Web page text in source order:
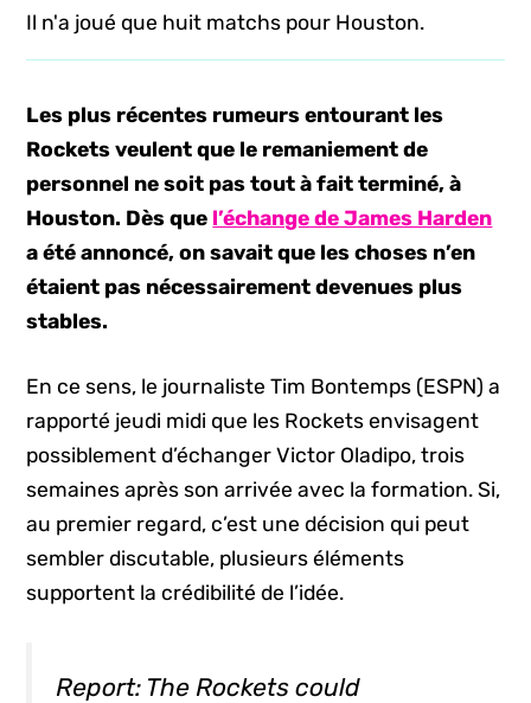
Il n'a joué que huit matchs pour Houston.
Les plus récentes rumeurs entourant les
Rockets veulent que le remaniement de
personnel ne soit pas tout à fait terminé, à
Houston. Dès que l’échange de James Harden
a été annoncé, on savait que les choses n’en
étaient pas nécessairement devenues plus
stables.
En ce sens, le journaliste Tim Bontemps (ESPN) a
rapporté jeudi midi que les Rockets envisagent
possiblement d’échanger Victor Oladipo, trois
semaines après son arrivée avec la formation. Si,
au premier regard, c’est une décision qui peut
sembler discutable, plusieurs éléments
supportent la crédibilité de l’idée.
Report: The Rockets could